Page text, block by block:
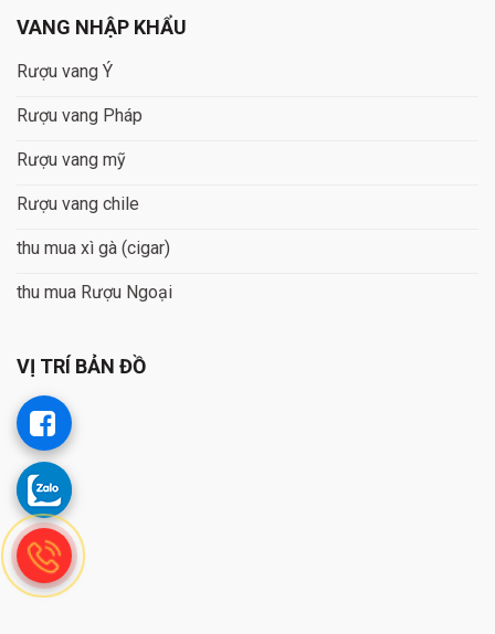
VANG NHẬP KHẨU
Rượu vang Ý
Rượu vang Pháp
Rượu vang mỹ
Rượu vang chile
thu mua xì gà (cigar)
thu mua Rượu Ngoại
VỊ TRÍ BẢN ĐỒ